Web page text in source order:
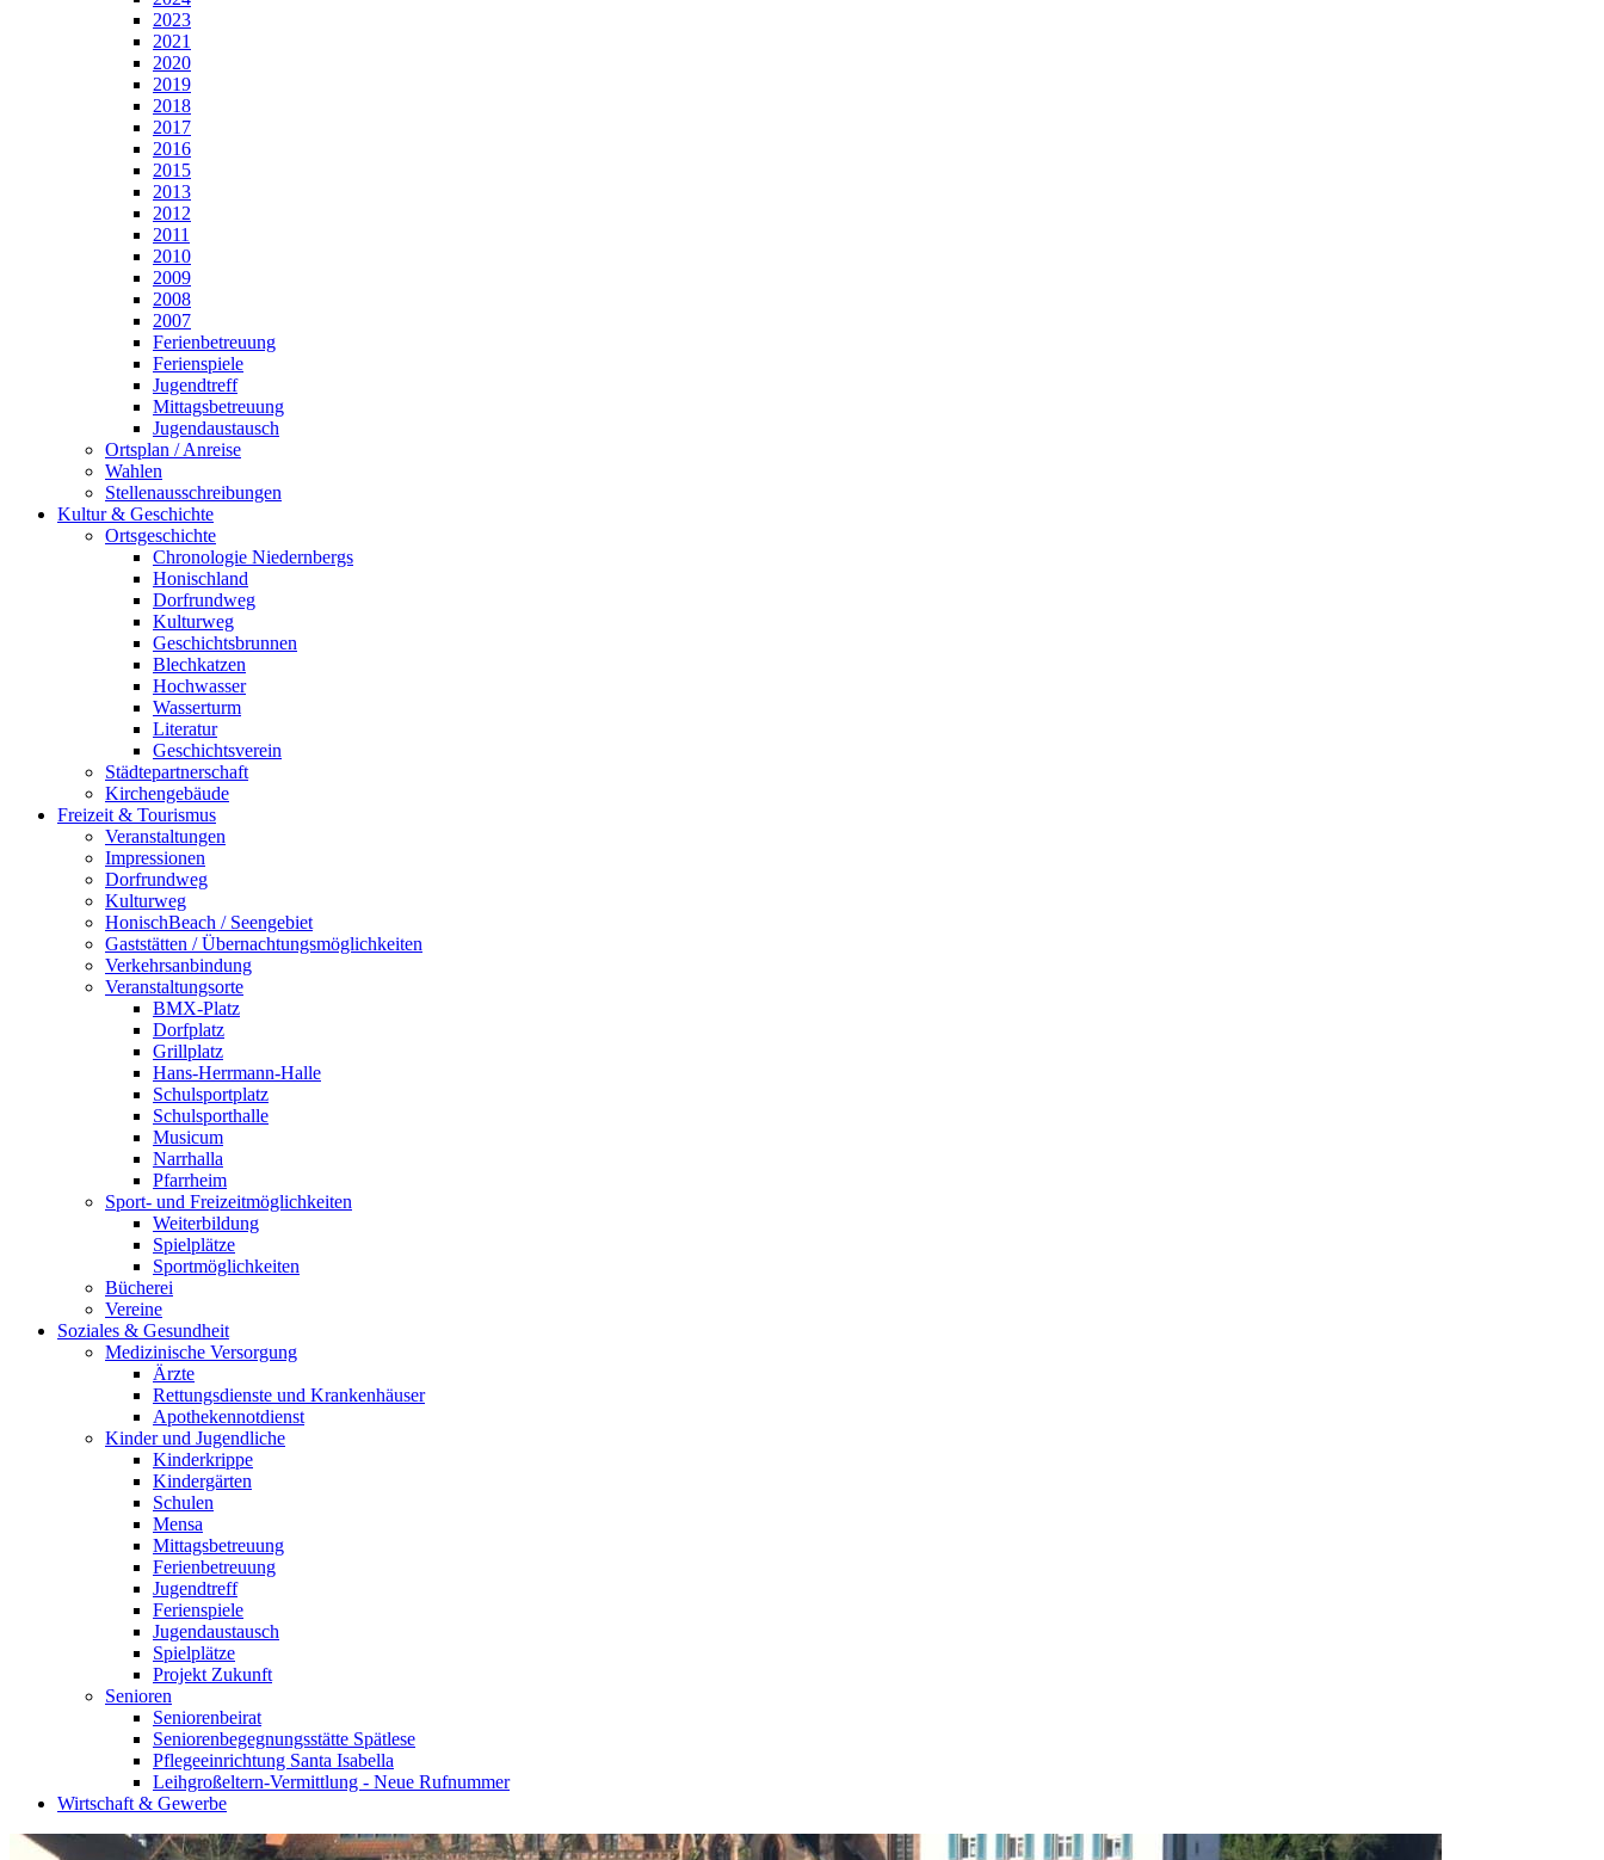
2023
2021
2020
2019
2018
2017
2016
2015
2013
2012
2011
2010
2009
2008
2007
Ferienbetreuung
Ferienspiele
Jugendtreff
Mittagsbetreuung
Jugendaustausch
Ortsplan / Anreise
Wahlen
Stellenausschreibungen
Kultur & Geschichte
Ortsgeschichte
Chronologie Niedernbergs
Honischland
Dorfrundweg
Kulturweg
Geschichtsbrunnen
Blechkatzen
Hochwasser
Wasserturm
Literatur
Geschichtsverein
Städtepartnerschaft
Kirchengebäude
Freizeit & Tourismus
Veranstaltungen
Impressionen
Dorfrundweg
Kulturweg
HonischBeach / Seengebiet
Gaststätten / Übernachtungsmöglichkeiten
Verkehrsanbindung
Veranstaltungsorte
BMX-Platz
Dorfplatz
Grillplatz
Hans-Herrmann-Halle
Schulsportplatz
Schulsporthalle
Musicum
Narrhalla
Pfarrheim
Sport- und Freizeitmöglichkeiten
Weiterbildung
Spielplätze
Sportmöglichkeiten
Bücherei
Vereine
Soziales & Gesundheit
Medizinische Versorgung
Ärzte
Rettungsdienste und Krankenhäuser
Apothekennotdienst
Kinder und Jugendliche
Kinderkrippe
Kindergärten
Schulen
Mensa
Mittagsbetreuung
Ferienbetreuung
Jugendtreff
Ferienspiele
Jugendaustausch
Spielplätze
Projekt Zukunft
Senioren
Seniorenbeirat
Seniorenbegegnungsstätte Spätlese
Pflegeeinrichtung Santa Isabella
Leihgroßeltern-Vermittlung - Neue Rufnummer
Wirtschaft & Gewerbe